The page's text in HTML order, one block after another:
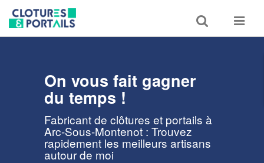
Toggle
search
Toggle
On vous fait gagner
du temps !
Fabricant de clôtures et portails à
Arc-Sous-Montenot : Trouvez
rapidement les meilleurs artisans
autour de moi